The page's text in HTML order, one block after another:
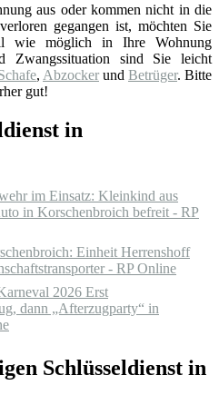
aus oder kommen nicht in die
verloren gegangen ist, möchten Sie
wie möglich in Ihre Wohnung
Zwangssituation sind Sie leicht
, Abzocker und Betrüger. Bitte
gut!
in
im Einsatz: Kleinkind aus
in Korschenbroich befreit - RP
Einheit Herrenshoff
- RP Online
2026 Erst
dann „Afterzugparty“ in
Schlüsseldienst in